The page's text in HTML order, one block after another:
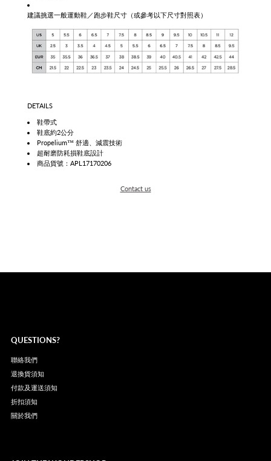
建議挑選一般運動鞋／跑步鞋尺寸（或參考以下尺寸對照表）
DETAILS
鞋帶式
鞋底約2公分
Propelium™ 舒適、減震技術
超耐磨防耗損鞋底設計
商品貨號：APL17170206
Contact us
QUESTIONS?
聯絡我們
退換貨須知
付款及運送須知
折扣須知
關於我們